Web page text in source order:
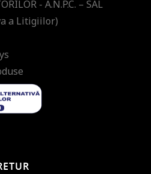
- A.N.P.C. – SAL
a Litigiilor)